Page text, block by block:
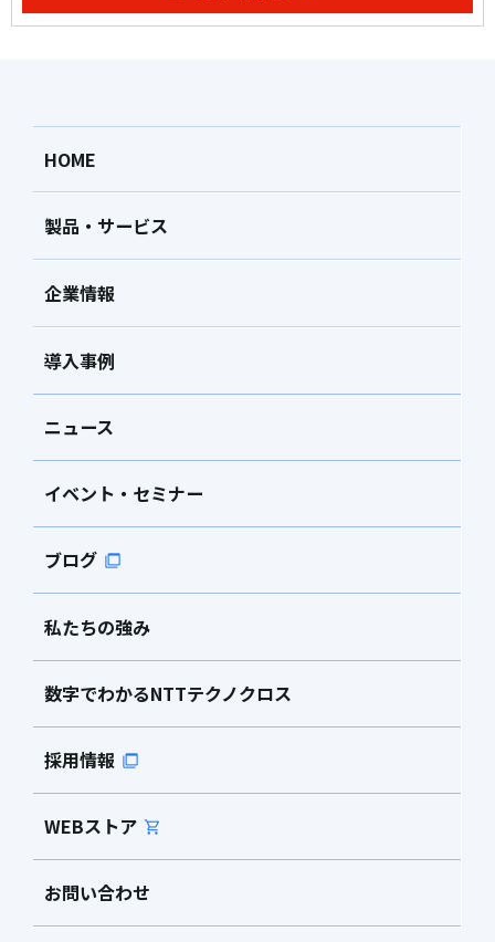
HOME
製品・サービス
企業情報
導入事例
ニュース
イベント・セミナー
ブログ
私たちの強み
数字でわかるNTTテクノクロス
採用情報
WEBストア
お問い合わせ